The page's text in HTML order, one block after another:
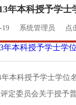
年本科授予学士
19 系统管理员 点
年本科授予学士学
年本科授予学士学位
定委员会关于授予